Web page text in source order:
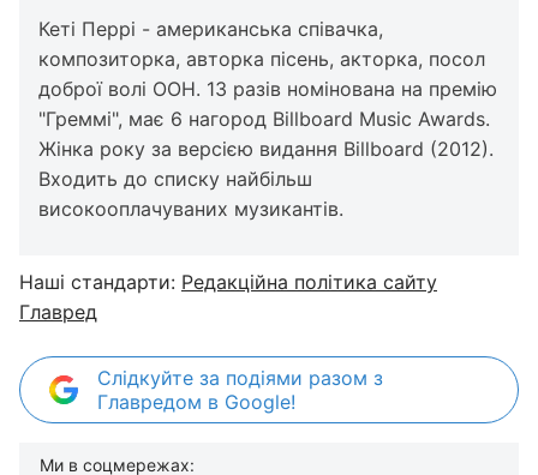
Кеті Перрі - американська співачка,
композиторка, авторка пісень, акторка, посол
доброї волі ООН. 13 разів номінована на премію
"Греммі", має 6 нагород Billboard Music Awards.
Жінка року за версією видання Billboard (2012).
Входить до списку найбільш
високооплачуваних музикантів.
Наші стандарти: Редакційна політика сайту
Главред
Слідкуйте за подіями разом з
Главредом в Google!
Ми в соцмережах: